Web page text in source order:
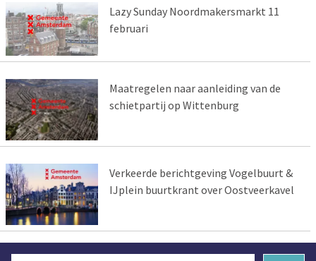
Lazy Sunday Noordmakersmarkt 11
februari
Maatregelen naar aanleiding van de
schietpartij op Wittenburg
Verkeerde berichtgeving Vogelbuurt &
IJplein buurtkrant over Oostveerkavel